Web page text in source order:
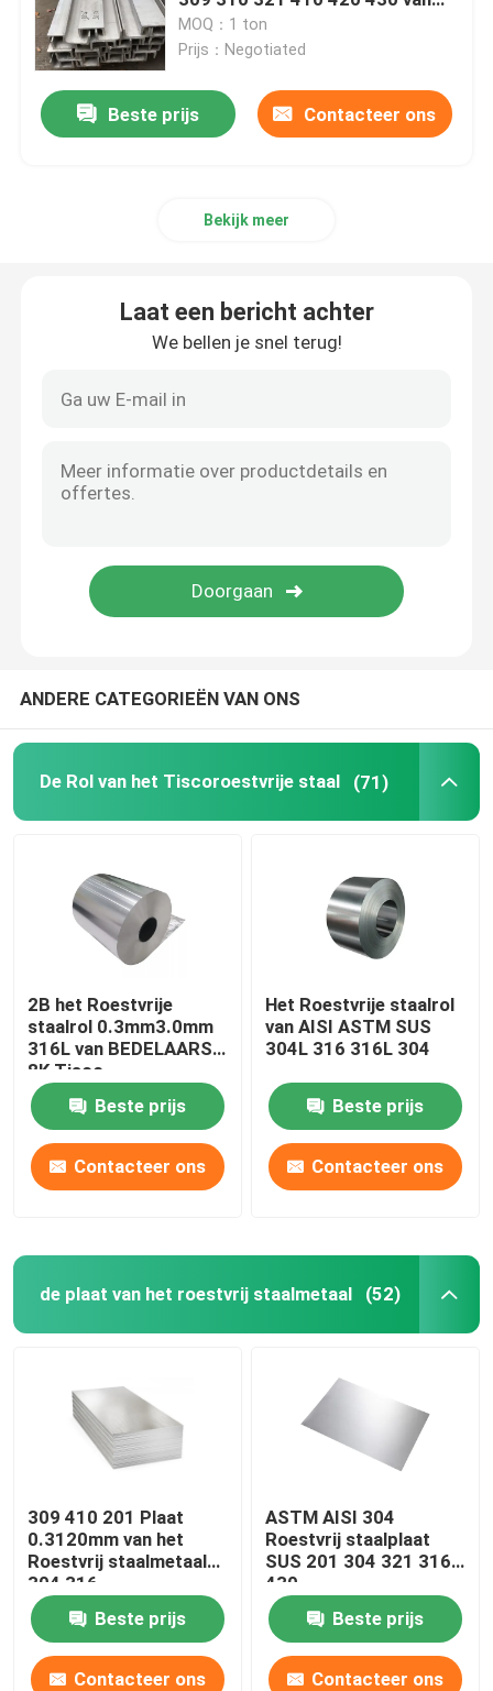
GI staalrol
SS Staalpijp
De Draad van het roestvrij staallassen
Roestvrij staalkanaal
Koolstofstaalrol
Koolstofstaalstaaf
gegalvaniseerde staalplaat
Vooraf geverfte Gegalvaniseerde Staalrollen
H Straalkanaal
Staalwalsdraad
ASTM SS201
MOQ：1 ton
Prijs：Negotiated
Beste prijs Contacteer ons
Bekijk meer
Laat een bericht achter
We bellen je snel terug!
ANDERE CATEGORIEËN VAN ONS
De Rol van het Tiscoroestvrije staal (71)
2B het Roestvrije
staalrol 0.3mm3.0mm
316L van BEDELAARShl
8K Tisco
Beste prijs
Contacteer ons
Het Roestvrije staalrol
van AISI ASTM SUS
304L 316 316L 304
Beste prijs
Contacteer ons
de plaat van het roestvrij staalmetaal (52)
309 410 201 Plaat
0.3120mm van het
Roestvrij staalmetaal
304 316
Beste prijs
Contacteer ons
ASTM AISI 304
Roestvrij staalplaat
SUS 201 304 321 316L
430
Beste prijs
Contacteer ons